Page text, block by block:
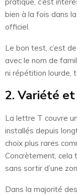
bien à la fois dans
officiel.
Le bon test, c’est
avec le nom de
ni répétition lourde,
2. Variété
La lettre T couvre
installés depuis
choix plus rares
Concrètement, cela
sans sortir d’une
Dans la majorité